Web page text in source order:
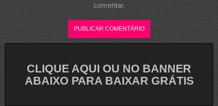
comentar.
CLIQUE AQUI OU NO BANNER
ABAIXO PARA BAIXAR GRÁTIS